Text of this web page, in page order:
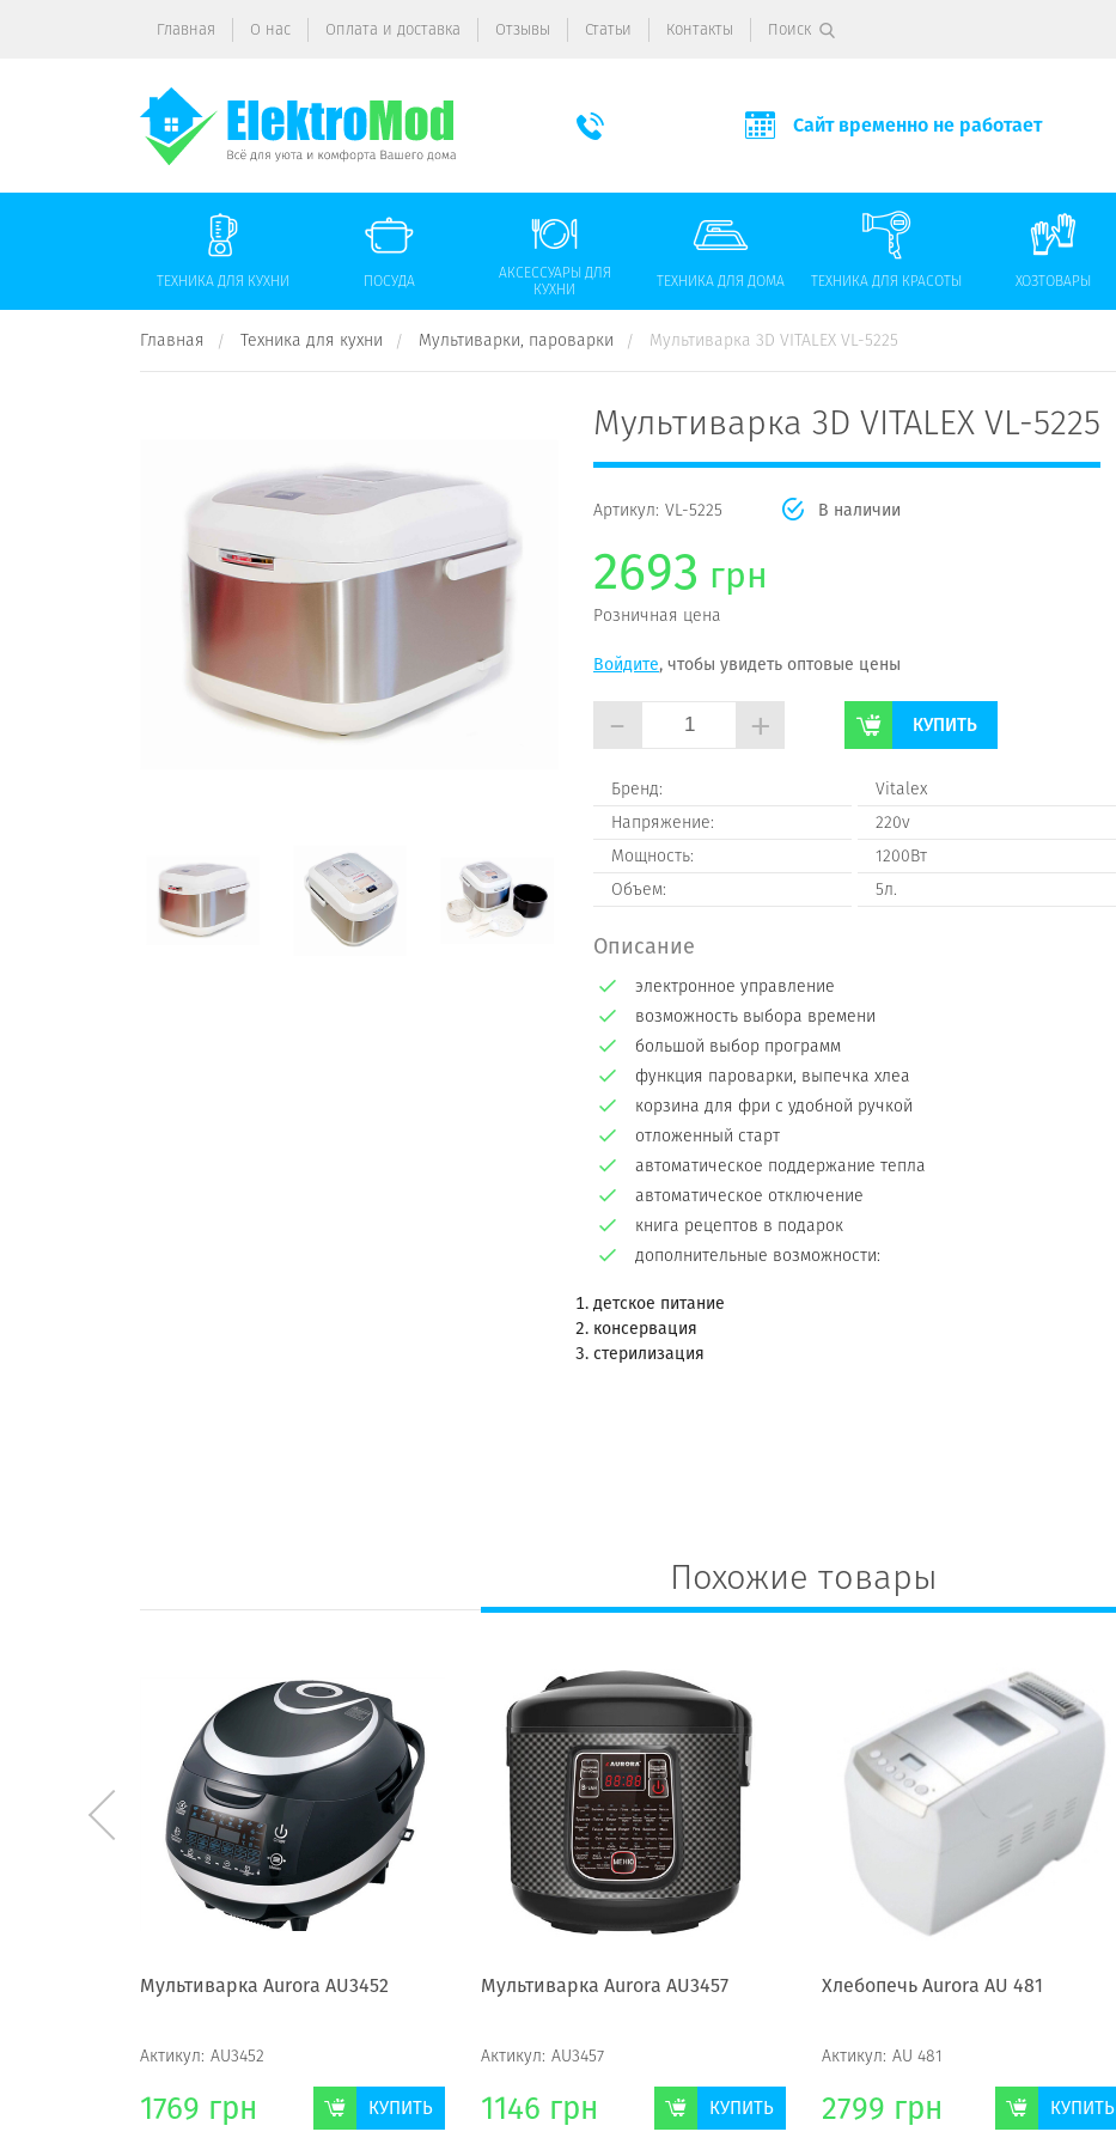
Главная О нас Оплата и доставка Отзывы Статьи Контакты Поиск
Сайт временно не работает
ТЕХНИКА ДЛЯ КУХНИ ПОСУДА
АКСЕССУАРЫ ДЛЯ
КУХНИ
ТЕХНИКА ДЛЯ ДОМА ТЕХНИКА ДЛЯ КРАСОТЫ ХОЗТОВАРЫ
Главная Техника для кухни Мультиварки, пароварки Мультиварка 3D VITALEX VL-5225
Мультиварка 3D VITALEX VL-5225
Артикул: VL-5225 В наличии
2693 грн
Розничная цена
Войдите, чтобы увидеть оптовые цены
- + КУПИТЬ
Бренд:
Vitalex
Напряжение:
220v
Мощность:
1200Вт
Объем:
5л.
Описание
электронное управление
возможность выбора времени
большой выбор программ
функция пароварки, выпечка хлеа
корзина для фри с удобной ручкой
отложенный старт
автоматическое поддержание тепла
автоматическое отключение
книга рецептов в подарок
дополнительные возможности:
детское питание
консервация
стерилизация
Похожие товары
Мультиварка Aurora AU3452
Актикул: AU3452
1769 грн КУПИТЬ
Мультиварка Aurora AU3457
Актикул: AU3457
1146 грн КУПИТЬ
Хлебопечь Aurora AU 481
Актикул: AU 481
2799 грн КУПИТЬ